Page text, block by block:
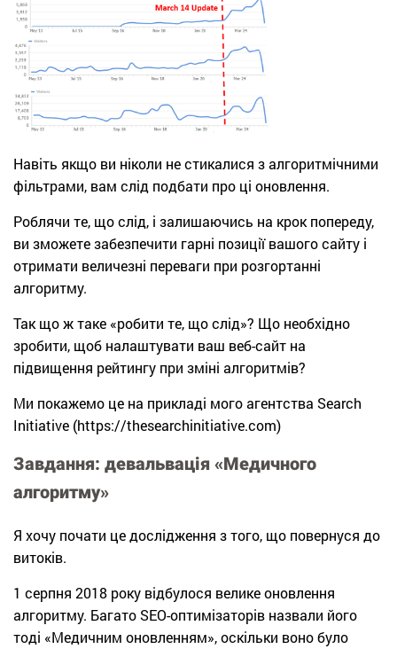
Навіть якщо ви ніколи не стикалися з алгоритмічними
фільтрами, вам слід подбати про ці оновлення.
Роблячи те, що слід, і залишаючись на крок попереду,
ви зможете забезпечити гарні позиції вашого сайту і
отримати величезні переваги при розгортанні
алгоритму.
Так що ж таке «робити те, що слід»? Що необхідно
зробити, щоб налаштувати ваш веб-сайт на
підвищення рейтингу при зміні алгоритмів?
Ми покажемо це на прикладі мого агентства Search
Initiative (https://thesearchinitiative.com)
Завдання: девальвація «Медичного
алгоритму»
Я хочу почати це дослідження з того, що повернуся до
витоків.
1 серпня 2018 року відбулося велике оновлення
алгоритму. Багато SEO-оптимізаторів назвали його
тоді «Медичним оновленням», оскільки воно було